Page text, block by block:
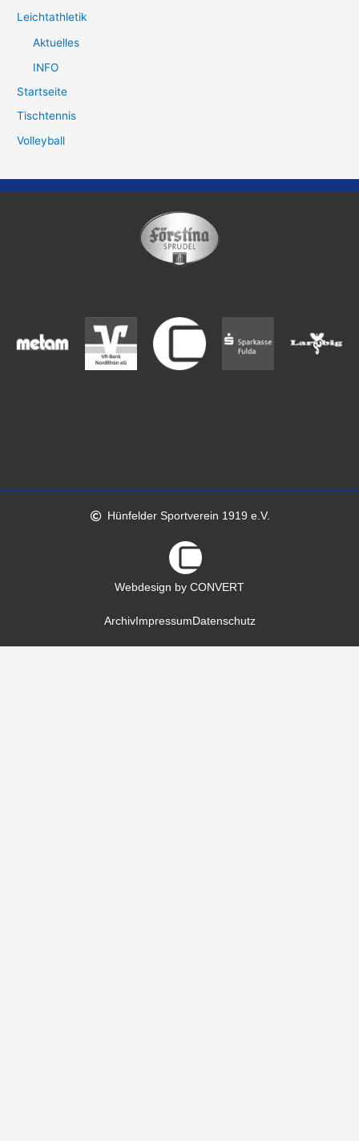
Leichtathletik
Aktuelles
INFO
Startseite
Tischtennis
Volleyball
Hünfelder Sportverein 1919 e.V.
Webdesign by CONVERT
ArchivImpressumDatenschutz